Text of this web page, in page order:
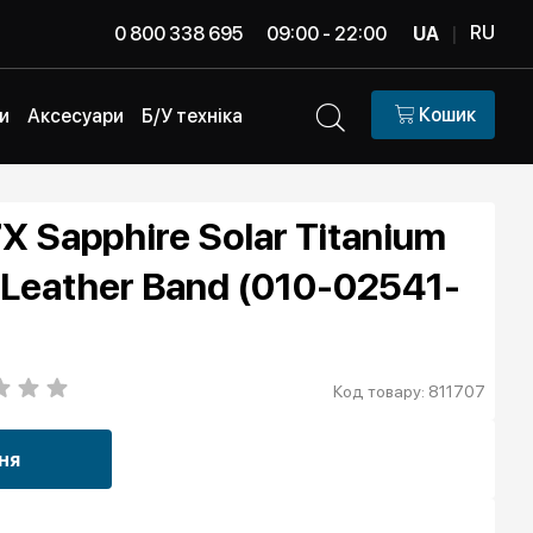
0 800 338 695 09:00 - 22:00 UA | RU
Аксесуари Б/У техніка Кошик
Sapphire Solar Titanium
Band (010-02541-
Код товару: 811707